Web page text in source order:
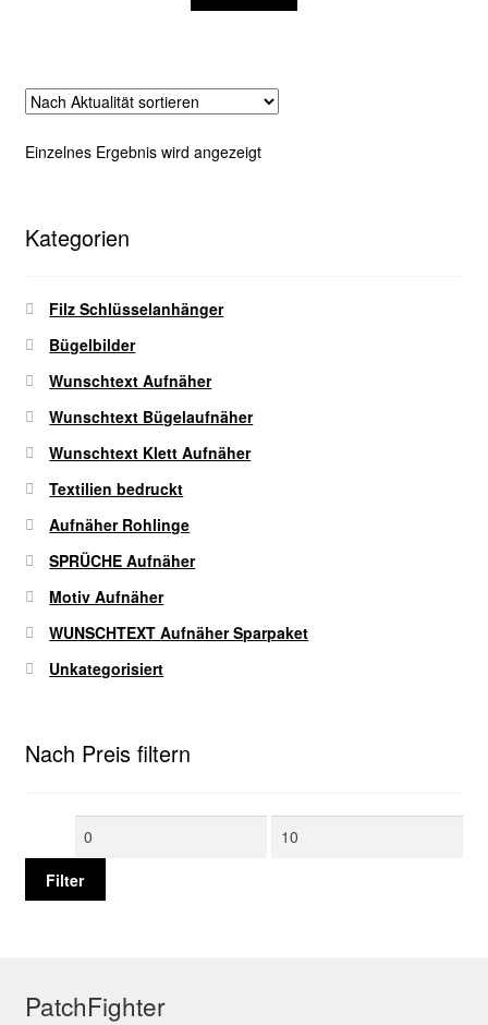
Einzelnes Ergebnis wird angezeigt
Kategorien
Filz Schlüsselanhänger
Bügelbilder
Wunschtext Aufnäher
Wunschtext Bügelaufnäher
Wunschtext Klett Aufnäher
Textilien bedruckt
Aufnäher Rohlinge
SPRÜCHE Aufnäher
Motiv Aufnäher
WUNSCHTEXT Aufnäher Sparpaket
Unkategorisiert
Nach Preis filtern
Min.
Max.
Filter
PatchFighter